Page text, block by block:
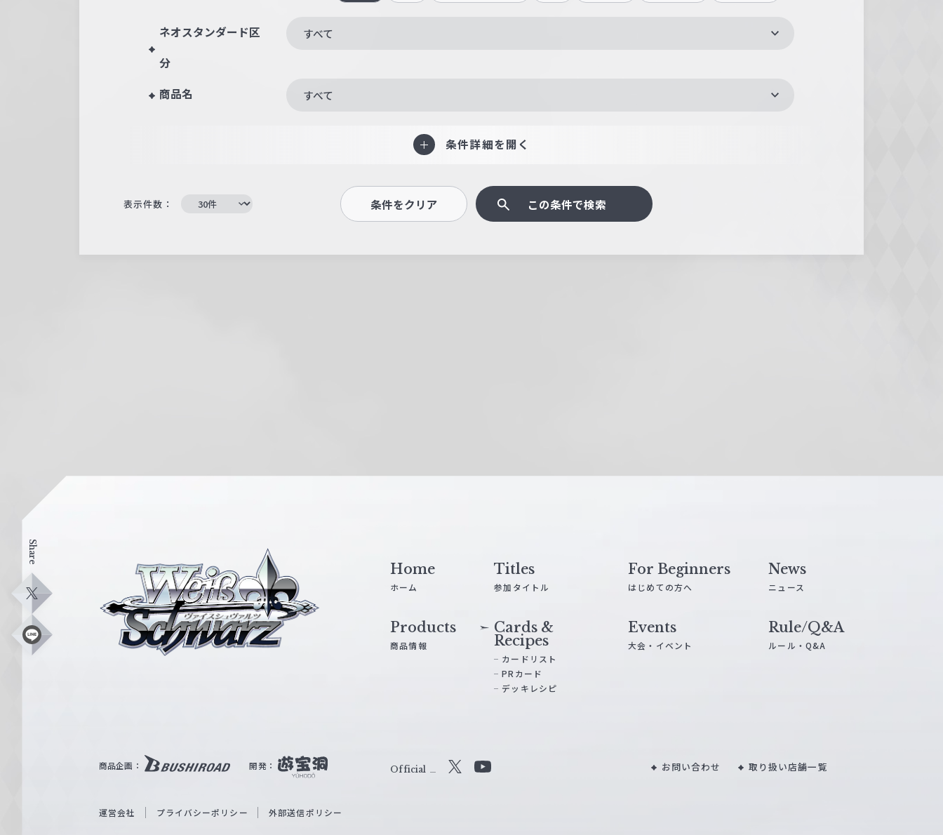
ネオスタンダード区
分
すべて
商品名 すべて
条件詳細を開く
表示件数： 条件をクリア この条件で検索
Share
X
L
ス
W
i
Home
ホーム
Titles
参加タイトル
For Beginners
はじめての方へ
News
ニュース
Products
商品情報
Cards &
Recipes
カードリスト
PRカード
デッキレシピ
Events
大会・イベント
Rule/Q&A
ルール・Q&A
商品企画： 開発： Official お問い合わせ 取り扱い店舗一覧
運営会社 プライバシーポリシー 外部送信ポリシー